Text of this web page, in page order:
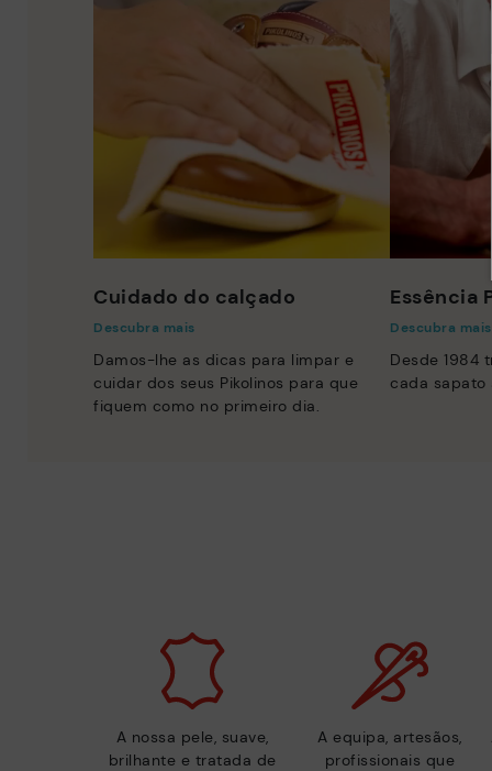
Cuidado do calçado
Descubra mais
Damos-lhe as dicas para limpar e
cuidar dos seus Pikolinos para que
fiquem como no primeiro dia.
Essência
Descubra mais
Desde 1984
cada sapato
A nossa pele, suave,
brilhante e tratada de
A equipa, artesãos,
profissionais que